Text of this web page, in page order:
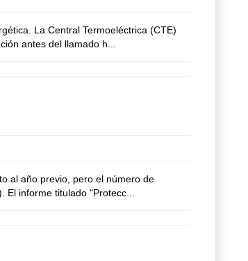
La Central Termoeléctrica (CTE)
antes del llamado h...
al año previo, pero el número de
informe titulado "Protecc...